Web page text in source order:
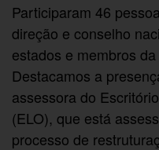
Participaram 46
direção e conselho
estados e membros
Destacamos a
assessora do
(ELO), que está
processo de